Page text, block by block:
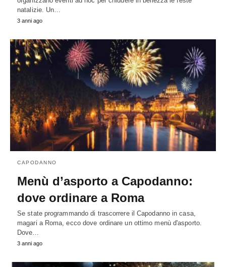
natalizie. Un…
3 anni ago
CAPODANNO
Menù d’asporto a Capodanno:
dove ordinare a Roma
Se state programmando di trascorrere il Capodanno in casa,
magari a Roma, ecco dove ordinare un ottimo menù d'asporto.
Dove…
3 anni ago